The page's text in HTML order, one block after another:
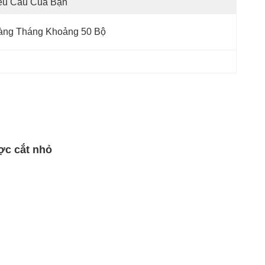
Cầu Của Bạn
Tháng Khoảng 50 Bộ
cắt nhỏ